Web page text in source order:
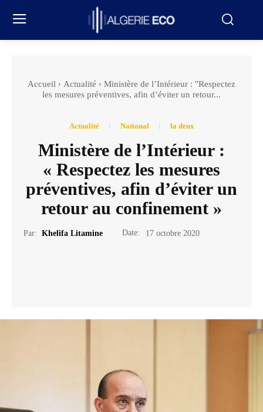
Accueil Actualité
Ministère de l’Intérieur : "Respectez
les mesures préventives, afin d’éviter un retour...
Actualité National la deux
Ministère de l’Intérieur :
« Respectez les mesures
préventives, afin d’éviter un
retour au confinement »
Par: Khelifa Litamine Date: 17 octobre 2020